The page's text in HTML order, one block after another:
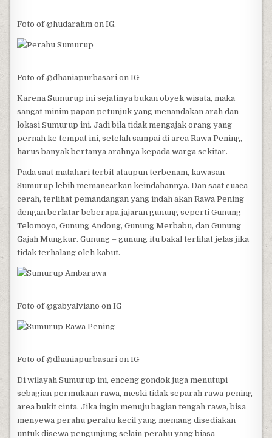
Foto of @hudarahm on IG.
Foto of @dhaniapurbasari on IG
Karena Sumurup ini sejatinya bukan obyek wisata, maka
sangat minim papan petunjuk yang menandakan arah dan
lokasi Sumurup ini. Jadi bila tidak mengajak orang yang
pernah ke tempat ini, setelah sampai di area Rawa Pening,
harus banyak bertanya arahnya kepada warga sekitar.
Pada saat matahari terbit ataupun terbenam, kawasan
Sumurup lebih memancarkan keindahannya. Dan saat cuaca
cerah, terlihat pemandangan yang indah akan Rawa Pening
dengan berlatar beberapa jajaran gunung seperti Gunung
Telomoyo, Gunung Andong, Gunung Merbabu, dan Gunung
Gajah Mungkur. Gunung – gunung itu bakal terlihat jelas jika
tidak terhalang oleh kabut.
Foto of @gabyalviano on IG
Foto of @dhaniapurbasari on IG
Di wilayah Sumurup ini, enceng gondok juga menutupi
sebagian permukaan rawa, meski tidak separah rawa pening
area bukit cinta. Jika ingin menuju bagian tengah rawa, bisa
menyewa perahu perahu kecil yang memang disediakan
untuk disewa pengunjung selain perahu yang biasa